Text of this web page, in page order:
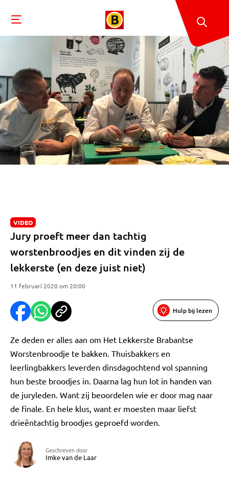
VIDEO
Jury proeft meer dan tachtig
worstenbroodjes en dit vinden zij de
lekkerste (en deze juist niet)
11 februari 2020 om 20:00
Hulp bij lezen
Ze deden er alles aan om Het Lekkerste Brabantse
Worstenbroodje te bakken. Thuisbakkers en
leerlingbakkers leverden dinsdagochtend vol spanning
hun beste broodjes in. Daarna lag hun lot in handen van
de juryleden. Want zij beoordelen wie er door mag naar
de finale. En hele klus, want er moesten maar liefst
drieëntachtig broodjes geproefd worden.
Geschreven door
Imke van de Laar